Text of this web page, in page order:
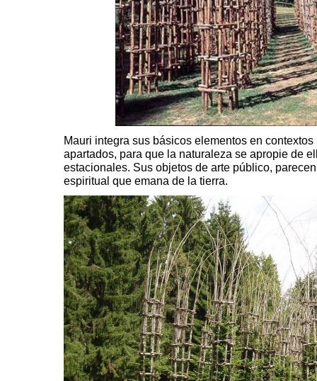
Mauri integra sus básicos elementos en
apartados, para que la naturaleza se apropie de
estacionales. Sus objetos de arte público,
espiritual que emana de la tierra.